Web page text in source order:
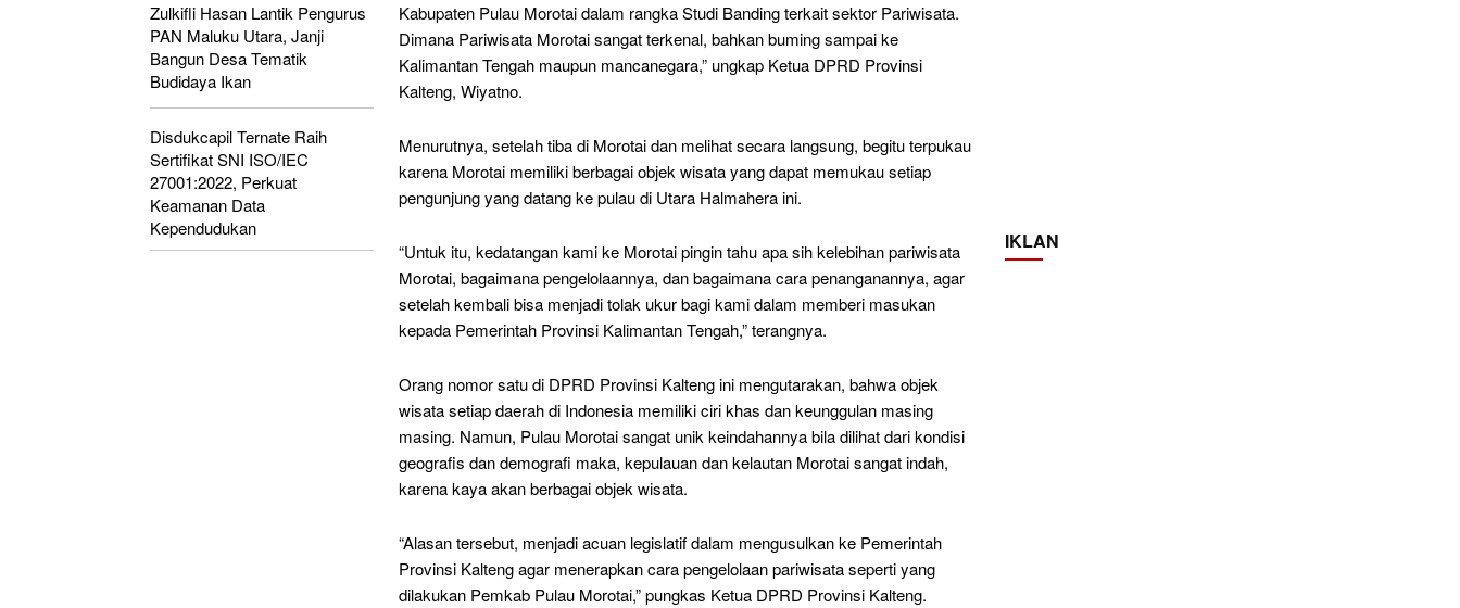
Zulkifli Hasan Lantik Pengurus
PAN Maluku Utara, Janji
Bangun Desa Tematik
Budidaya Ikan
Disdukcapil Ternate Raih
Sertifikat SNI ISO/IEC
27001:2022, Perkuat
Keamanan Data
Kependudukan
Kabupaten Pulau Morotai dalam rangka Studi Banding terkait sektor Pariwisata.
Dimana Pariwisata Morotai sangat terkenal, bahkan buming sampai ke
Kalimantan Tengah maupun mancanegara,” ungkap Ketua DPRD Provinsi
Kalteng, Wiyatno.
Menurutnya, setelah tiba di Morotai dan melihat secara langsung, begitu terpukau
karena Morotai memiliki berbagai objek wisata yang dapat memukau setiap
pengunjung yang datang ke pulau di Utara Halmahera ini.
“Untuk itu, kedatangan kami ke Morotai pingin tahu apa sih kelebihan pariwisata
Morotai, bagaimana pengelolaannya, dan bagaimana cara penanganannya, agar
setelah kembali bisa menjadi tolak ukur bagi kami dalam memberi masukan
kepada Pemerintah Provinsi Kalimantan Tengah,” terangnya.
Orang nomor satu di DPRD Provinsi Kalteng ini mengutarakan, bahwa objek
wisata setiap daerah di Indonesia memiliki ciri khas dan keunggulan masing
masing. Namun, Pulau Morotai sangat unik keindahannya bila dilihat dari kondisi
geografis dan demografi maka, kepulauan dan kelautan Morotai sangat indah,
karena kaya akan berbagai objek wisata.
“Alasan tersebut, menjadi acuan legislatif dalam mengusulkan ke Pemerintah
Provinsi Kalteng agar menerapkan cara pengelolaan pariwisata seperti yang
dilakukan Pemkab Pulau Morotai,” pungkas Ketua DPRD Provinsi Kalteng.
IKLAN